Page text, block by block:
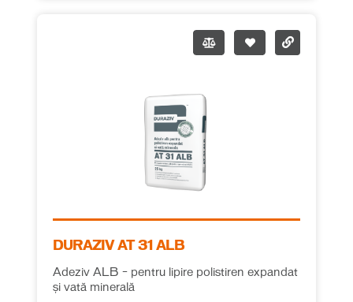
DURAZIV AT 31 ALB
Adeziv ALB – pentru lipire polistiren expandat
și vată minerală